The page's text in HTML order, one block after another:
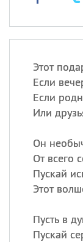
Этот
Если
Если
Или
Он
От всего
Пускай
Этот
Пусть в
Пускай